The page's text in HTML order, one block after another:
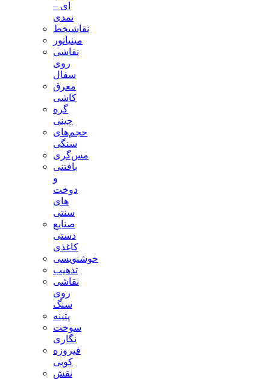
ای –
نمدی
نقاشیخط
مینیاتور
نقاشی
روی
سفال
معرق
کاشی
گره
چینی
حجم‌های
سنگی
مس‌گری
بافتنی‌
و
دوخت
های
سنتی
صنایع
دستی
کاغذی
خوشنویسی
تذهیب
نقاشی
روی
سنگ
پتینه
سوخت
نگاری
فیروزه
کوبی
نقش